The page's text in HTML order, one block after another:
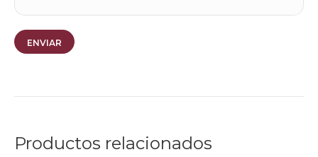
Productos relacionados